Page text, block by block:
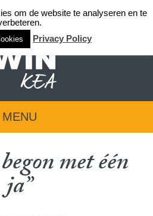
Login team KEA
MENU
met één
ja”
om de website te analyseren en te
Privacy Policy